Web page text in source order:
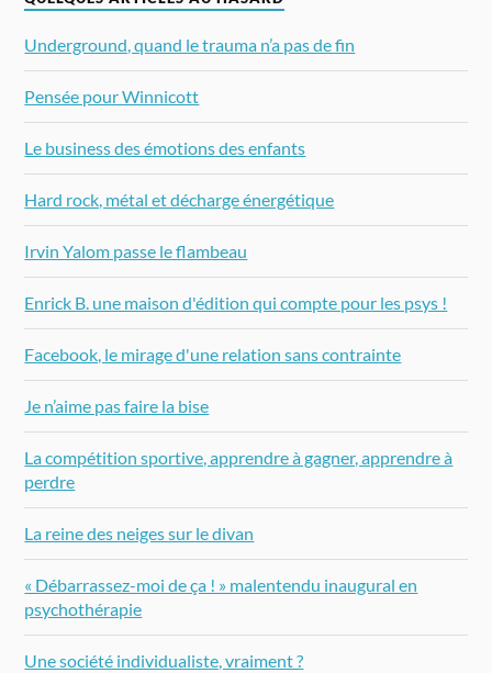
Underground, quand le trauma n’a pas de fin
Pensée pour Winnicott
Le business des émotions des enfants
Hard rock, métal et décharge énergétique
Irvin Yalom passe le flambeau
Enrick B. une maison d'édition qui compte pour les psys !
Facebook, le mirage d'une relation sans contrainte
Je n’aime pas faire la bise
La compétition sportive, apprendre à gagner, apprendre à
perdre
La reine des neiges sur le divan
« Débarrassez-moi de ça ! » malentendu inaugural en
psychothérapie
Une société individualiste, vraiment ?